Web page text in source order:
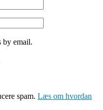
by email.
spam. Læs om hvordan